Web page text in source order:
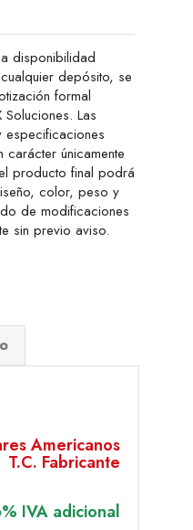
disponibilidad
depósito, se
formal
Las
carácter únicamente
producto final podrá
color, peso y
de modificaciones
sin previo aviso.
Americanos
T.C. Fabricante
IVA adicional